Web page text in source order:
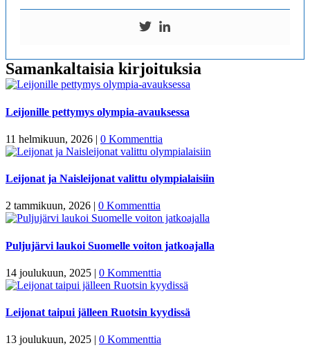
Samankaltaisia kirjoituksia
Leijonille pettymys olympia-avauksessa
11 helmikuun, 2026 | 0 Kommenttia
Leijonat ja Naisleijonat valittu olympialaisiin
2 tammikuun, 2026 | 0 Kommenttia
Puljujärvi laukoi Suomelle voiton jatkoajalla
14 joulukuun, 2025 | 0 Kommenttia
Leijonat taipui jälleen Ruotsin kyydissä
13 joulukuun, 2025 | 0 Kommenttia